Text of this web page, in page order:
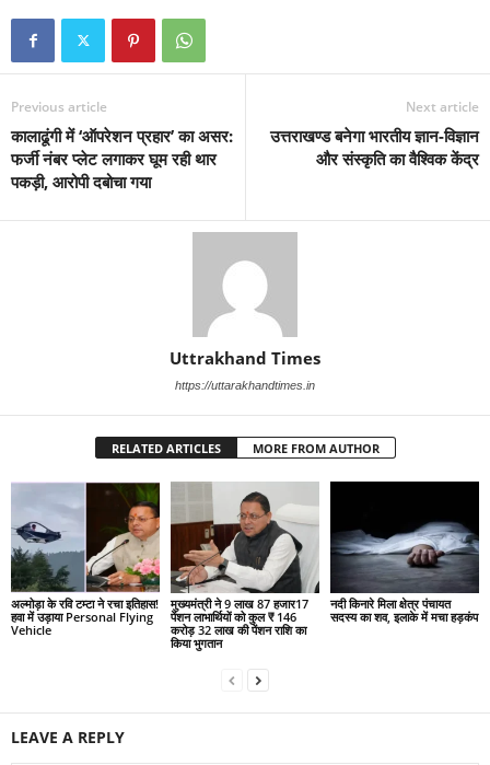
Previous article
कालाढूंगी में ‘ऑपरेशन प्रहार’ का असर:
फर्जी नंबर प्लेट लगाकर घूम रही थार
पकड़ी, आरोपी दबोचा गया
Next article
उत्तराखण्ड बनेगा भारतीय ज्ञान-विज्ञान
और संस्कृति का वैश्विक केंद्र
Uttrakhand Times
https://uttarakhandtimes.in
RELATED ARTICLES MORE FROM AUTHOR
अल्मोड़ा के रवि टम्टा ने रचा इतिहास!
हवा में उड़ाया Personal Flying
Vehicle
मुख्यमंत्री ने 9 लाख 87 हजार17
पेंशन लाभार्थियों को कुल ₹ 146
करोड़ 32 लाख की पेंशन राशि का
किया भुगतान
नदी किनारे मिला क्षेत्र पंचायत
सदस्य का शव, इलाके में मचा हड़कंप
LEAVE A REPLY